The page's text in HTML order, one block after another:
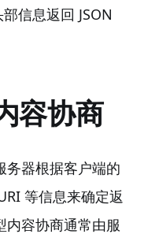
信息返回 JSON
容协商
务器根据客户端的
等信息来确定返
内容协商通常由服